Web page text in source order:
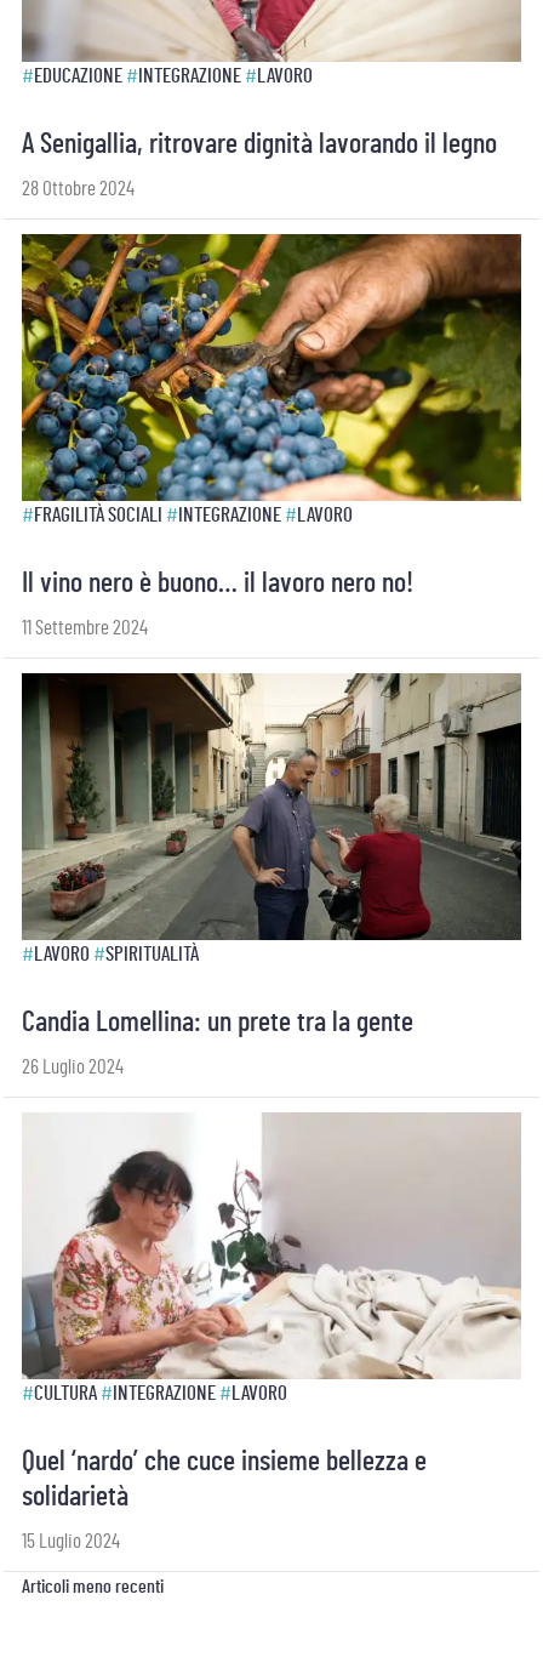
#EDUCAZIONE # INTEGRAZIONE # LAVORO
A Senigallia, ritrovare dignità lavorando il legno
28 Ottobre 2024
#FRAGILITÀ SOCIALI # INTEGRAZIONE # LAVORO
Il vino nero è buono… il lavoro nero no!
11 Settembre 2024
# LAVORO #SPIRITUALITÀ
Candia Lomellina: un prete tra la gente
26 Luglio 2024
#CULTURA # INTEGRAZIONE # LAVORO
Quel ‘nardo’ che cuce insieme bellezza e
solidarietà
15 Luglio 2024
Navigazione
Articoli meno recenti